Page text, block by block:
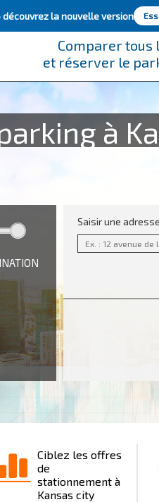
découvrez la nouvelle version
Comparer tous
et réserver le
à
Saisir une
Ciblez les offres
de
stationnement à
Kansas city